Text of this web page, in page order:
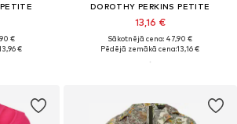
€
€
DOROTHY PERKINS PETITE
13,16 €
Sākotnējā cena: 47,90 €
Pēdējā zemākā cena:13,16 €